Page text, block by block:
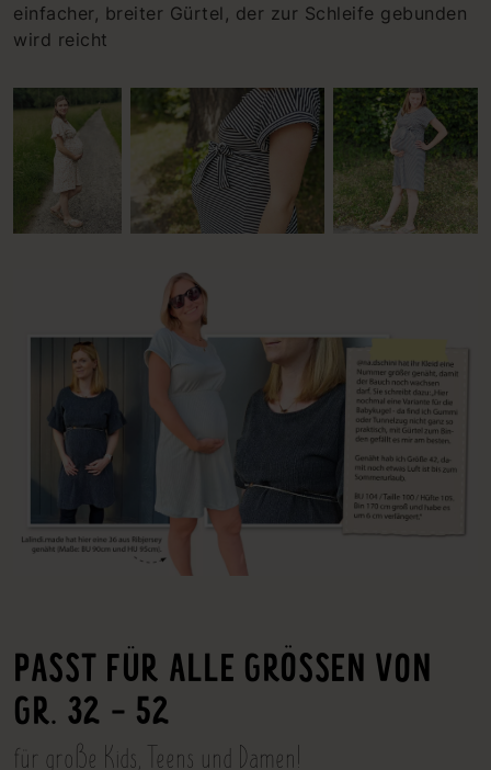
einfacher, breiter Gürtel, der zur Schleife gebunden
wird reicht
PASST FÜR ALLE GRÖSSEN VON
GR. 32 - 52
für große Kids, Teens und Damen!